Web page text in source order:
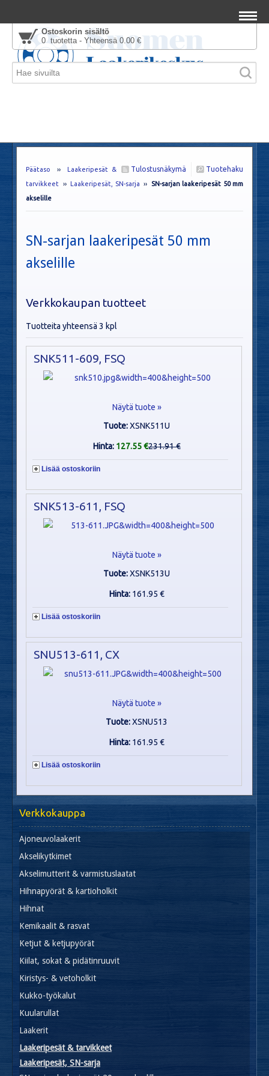
Ostoskorin sisältö
0 tuotetta - Yhteensä 0.00 €
Tuotehaku
Tulostusnäkymä
Päätaso ››Laakeripesät &
tarvikkeet ››Laakeripesät, SN-sarja ›› SN-sarjan laakeripesät 50 mm
akselille
SN-sarjan laakeripesät 50 mm
akselille
Verkkokaupan tuotteet
Tuotteita yhteensä 3 kpl
SNK511-609, FSQ
Näytä tuote »
Tuote:XSNK511U
Hinta: 127.55 €231.91 €
Lisää ostoskoriin
SNK513-611, FSQ
Näytä tuote »
Tuote:XSNK513U
Hinta: 161.95 €
Lisää ostoskoriin
SNU513-611, CX
Näytä tuote »
Tuote:XSNU513
Hinta: 161.95 €
Lisää ostoskoriin
Verkkokauppa
Ajoneuvolaakerit
Akselikytkimet
Akselimutterit & varmistuslaatat
Hihnapyörät & kartioholkit
Hihnat
Kemikaalit & rasvat
Ketjut & ketjupyörät
Kiilat, sokat & pidätinruuvit
Kiristys- & vetoholkit
Kukko-työkalut
Kuularullat
Laakerit
Laakeripesät & tarvikkeet
Laakeripesät, SN-sarja